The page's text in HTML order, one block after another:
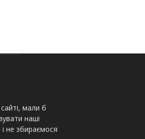
мали б
наші
не збираємося